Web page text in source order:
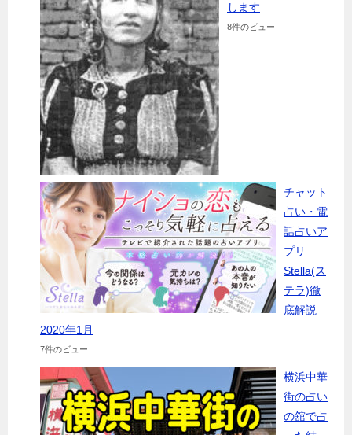
します
8件のビュー
チャット
占い・電
話占いア
プリ
Stella(ス
テラ)徹
底解説
2020年1月
7件のビュー
横浜中華
街の占い
の舘で占